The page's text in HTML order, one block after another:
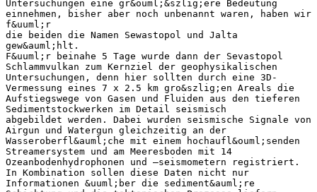
Untersuchungen eine gr&ouml;&szlig;ere Bedeutung
einnehmen, bisher aber noch unbenannt waren, haben wir
f&uuml;r
die beiden die Namen Sewastopol und Jalta
gew&auml;hlt.
F&uuml;r beinahe 5 Tage wurde dann der Sevastopol
Schlammvulkan zum Kernziel der geophysikalischen
Untersuchungen, denn hier sollten durch eine 3D-
Vermessung eines 7 x 2.5 km gro&szlig;en Areals die
Aufstiegswege von Gasen und Fluiden aus den tieferen
Sedimentstockwerken im Detail seismisch
abgebildet werden. Dabei wurden seismische Signale von
Airgun und Watergun gleichzeitig an der
Wasseroberfl&auml;che mit einem hochaufl&ouml;senden
Streamersystem und am Meeresboden mit 14
Ozeanbodenhydrophonen und –seismometern registriert.
In Kombination sollen diese Daten nicht nur
Informationen &uuml;ber die sediment&auml;re